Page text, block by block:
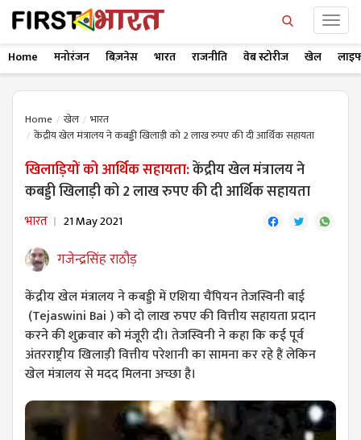
Home मनोरंजन बिज़नेस भारत राजनीति वेब स्टोरीज खेल
Home खेल
भारत
केंद्रीय खेल मंत्रालय ने कबड्डी खिलाड़ी को 2 लाख रुपए की दी आर्थिक सहायता
खिलाड़ियों को आर्थिक सहायता:केंद्रीय खेल मंत्रालय ने
कबड्डी खिलाड़ी को 2 लाख रुपए की दी आर्थिक सहायता
भारत 21 May 2021
गजेन्द्रसिंह राठौड़
केंद्रीय खेल मंत्रालय ने कबड्डी में एशिया चैंपियन तेजस्विनी बाई
(Tejaswini Bai ) को दो लाख रुपए की वित्तीय सहायता प्रदान
करने की शुक्रवार को मंजूरी दी। तेजस्विनी ने कहा कि कई पूर्व
अंतरराष्ट्रीय खिलाड़ी वित्तीय परेशानी का सामना कर रहे हैं लेकिन
खेल मंत्रालय से मदद मिलना अच्छा है।